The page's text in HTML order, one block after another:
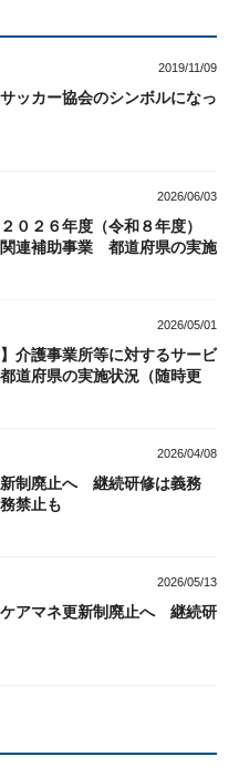
2019/11/09
ッカー協会のシンボルになっ
2026/06/03
２０２６年度（令和８年度）
連補助事業 都道府県の実施
2026/05/01
】介護事業所等に対するサービ
道府県の実施状況（随時更
2026/04/08
制廃止へ 継続研修は義務
禁止も
2026/05/13
アマネ更新制廃止へ 継続研